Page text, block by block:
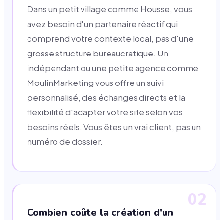
Dans un petit village comme Housse, vous
avez besoin d'un partenaire réactif qui
comprend votre contexte local, pas d'une
grosse structure bureaucratique. Un
indépendant ou une petite agence comme
MoulinMarketing vous offre un suivi
personnalisé, des échanges directs et la
flexibilité d'adapter votre site selon vos
besoins réels. Vous êtes un vrai client, pas un
numéro de dossier.
02
Combien coûte la création d'un